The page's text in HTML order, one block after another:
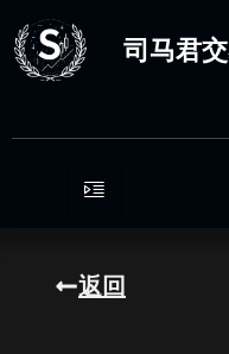
至
内
司马君
返回